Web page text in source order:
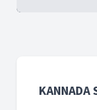
KANNADA